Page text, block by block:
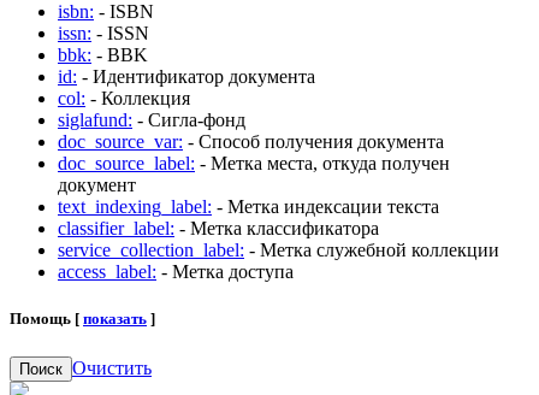
isbn: - ISBN
issn: - ISSN
bbk: - BBK
id: - Идентификатор документа
col: - Коллекция
siglafund: - Сигла-фонд
doc_source_var: - Способ получения документа
doc_source_label: - Метка места, откуда получен
документ
text_indexing_label: - Метка индексации текста
classifier_label: - Метка классификатора
service_collection_label: - Метка служебной коллекции
access_label: - Метка доступа
Помощь [ показать ]
Поиск Очистить